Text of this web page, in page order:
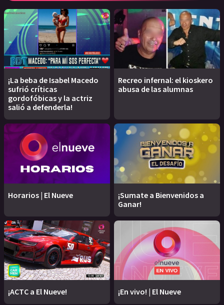
¡La beba de Isabel Macedo
sufrió críticas
gordofóbicas y la actriz
salió a defenderla!
Recreo infernal: el kioskero
abusa de las alumnas
Horarios | El Nueve
¡Sumate a Bienvenidos a
Ganar!
¡ACTC a El Nueve! ¡En vivo! | El Nueve